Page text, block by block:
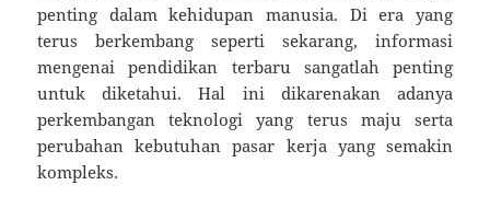
penting dalam kehidupan manusia. Di era yang
terus berkembang seperti sekarang, informasi
mengenai pendidikan terbaru sangatlah penting
untuk diketahui. Hal ini dikarenakan adanya
perkembangan teknologi yang terus maju serta
perubahan kebutuhan pasar kerja yang semakin
kompleks.